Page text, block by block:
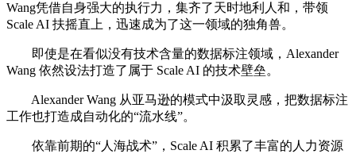
Wang凭借自身强大的执行力，集齐了天时地利人和，带领
Scale AI 扶摇直上，迅速成为了这一领域的独角兽。
即使是在看似没有技术含量的数据标注领域，Alexander
Wang 依然设法打造了属于 Scale AI 的技术壁垒。
Alexander Wang 从亚马逊的模式中汲取灵感，把数据标注
工作也打造成自动化的“流水线”。
依靠前期的“人海战术”，Scale AI 积累了丰富的人力资源